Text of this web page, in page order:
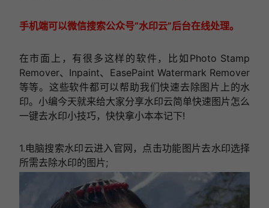
手机端可以微信搜索公众号“水印云”后台在线处理。
在市面上，有很多这样的软件，比如Photo Stamp
Remover、Inpaint、EasePaint Watermark Remover
等等。这些软件都可以帮助我们快速去除图片上的水
印。小编今天就来给大家分享水印云简单快速图片怎么
一键去水印小技巧，快快拿小本本记下!
1.电脑搜索水印云进入官网，点击功能图片去水印选择
所需去除水印的图片;